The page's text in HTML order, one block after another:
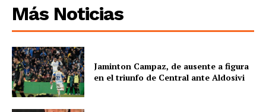
Más Noticias
Jaminton Campaz, de ausente a figura
en el triunfo de Central ante Aldosivi